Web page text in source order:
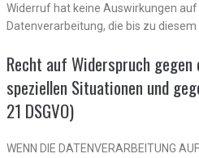
Widerruf hat keine Auswirkungen
Datenverarbeitung, die bis zu
Recht auf Widerspruch gegen
speziellen Situationen und
21 DSGVO)
WENN DIE DATENVERARBEITUNG